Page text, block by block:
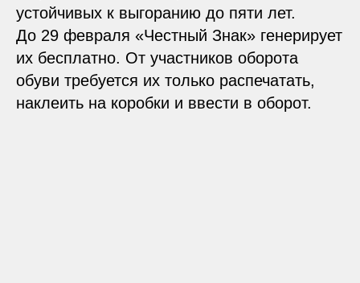
устойчивых к выгоранию до пяти лет.
До 29 февраля «Честный Знак» генерирует
их бесплатно. От участников оборота
обуви требуется их только распечатать,
наклеить на коробки и ввести в оборот.